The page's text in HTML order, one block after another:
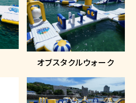
オブスタクルウォーク